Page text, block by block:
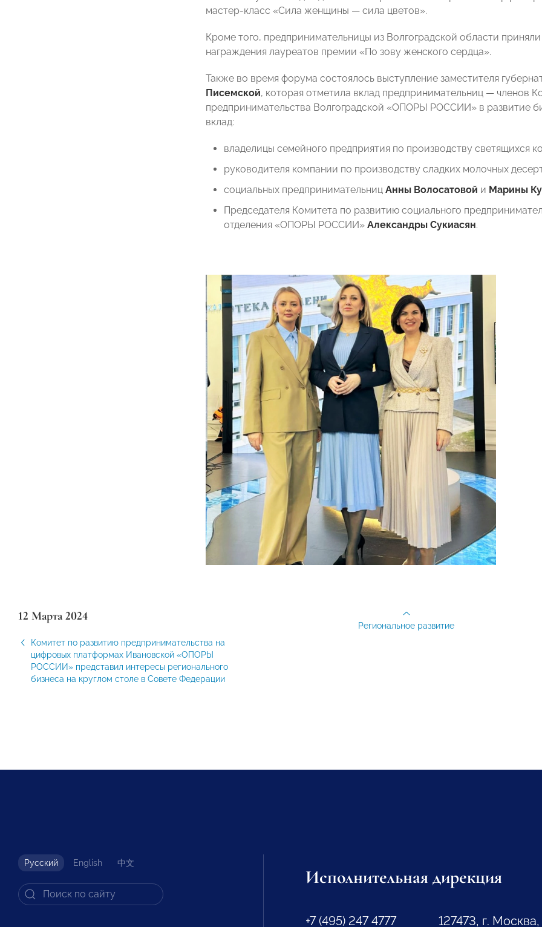
мастер-класс «Сила женщины — сила цветов».
Кроме того, предпринимательницы из Волгоградской области
награждения лауреатов премии «По зову женского сердца».
Также во время форума состоялось выступление заместителя
Писемской, которая отметила вклад предпринимательниц — членов
предпринимательства Волгоградской «ОПОРЫ РОССИИ» в развитие
вклад:
владелицы семейного предприятия по производству светящихся
руководителя компании по производству сладких молочных
социальных предпринимательниц Анны Волосатовой и Марины
Председателя Комитета по развитию социального
отделения «ОПОРЫ РОССИИ» Александры Сукиасян.
12 Марта 2024
Комитет по развитию предпринимательства на
цифровых платформах Ивановской «ОПОРЫ
РОССИИ» представил интересы регионального
бизнеса на круглом столе в Совете Федерации
Региональное развитие
Русский English 中文
Исполнительная дирекция
+7 (495) 247 4777
127473, г.